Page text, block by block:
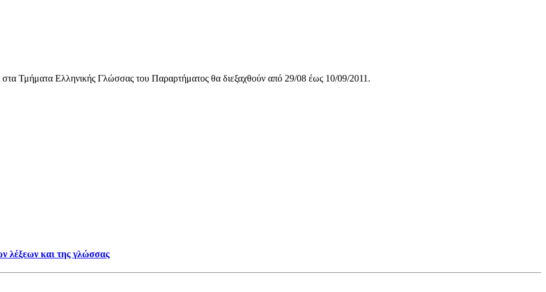
Τμήματα Ελληνικής Γλώσσας του Παραρτήματος θα διεξαχθούν από 29/08 έως 10/09/2011.
λέξεων και της γλώσσας